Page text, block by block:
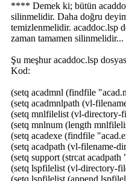
**** Demek ki; bütün
silinmelidir. Daha doğru
temizlenmelidir. acaddoc.lsp
zaman tamamen silinmelidir...
Şu meşhur acaddoc.lsp
Kod:
(setq acadmnl (findfile
(setq acadmnlpath (vl-
(setq mnlfilelist (vl-directory-
(setq mnlnum (length
(setq acadexe (findfile
(setq acadpath (vl-filename-
(setq support (strcat
(setq lspfilelist (vl-directory-
(setq lspfilelist (append